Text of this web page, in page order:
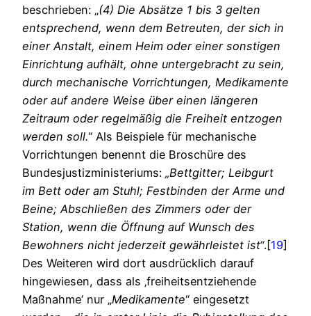
beschrieben: „(4) Die Absätze 1 bis 3 gelten
entsprechend, wenn dem Betreuten, der sich in
einer Anstalt, einem Heim oder einer sonstigen
Einrichtung aufhält, ohne untergebracht zu sein,
durch mechanische Vorrichtungen, Medikamente
oder auf andere Weise über einen längeren
Zeitraum oder regelmäßig die Freiheit entzogen
werden soll.“ Als Beispiele für mechanische
Vorrichtungen benennt die Broschüre des
Bundesjustizministeriums: „Bettgitter; Leibgurt
im Bett oder am Stuhl; Festbinden der Arme und
Beine; Abschließen des Zimmers oder der
Station, wenn die Öffnung auf Wunsch des
Bewohners nicht jederzeit gewährleistet ist“.[19]
Des Weiteren wird dort ausdrücklich darauf
hingewiesen, dass als ‚freiheitsentziehende
Maßnahme‘ nur „Medikamente“ eingesetzt